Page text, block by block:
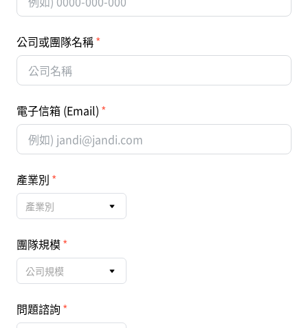
公司或團隊名稱
電子信箱 (Email)
產業別
產業別
團隊規模
公司規模
問題諮詢